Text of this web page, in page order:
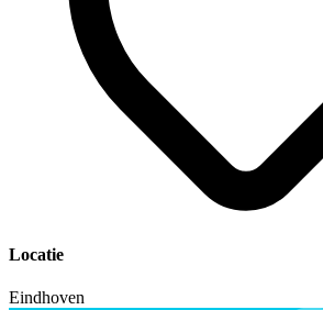
Locatie
Eindhoven